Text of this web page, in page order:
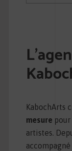
KabochArts
mesure
artistes.